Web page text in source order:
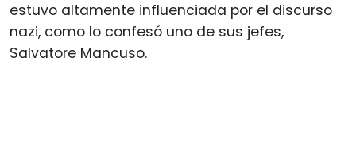
estuvo altamente influenciada por el discurso
nazi, como lo confesó uno de sus jefes,
Salvatore Mancuso.